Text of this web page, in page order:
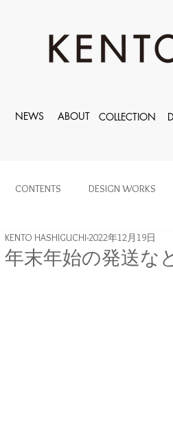
NEWS ABOUT COLLECTION
CONTENTS DESIGN WORKS
年末年始の発送な
KENTO HASHIGUCHI 2022年12月19日